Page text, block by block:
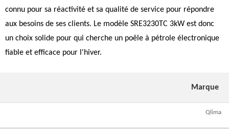
connu pour sa réactivité et sa qualité de service pour répondre
aux besoins de ses clients. Le modèle SRE3230TC 3kW est donc
un choix solide pour qui cherche un poêle à pétrole électronique
fiable et efficace pour l'hiver.
Marque
Qlima